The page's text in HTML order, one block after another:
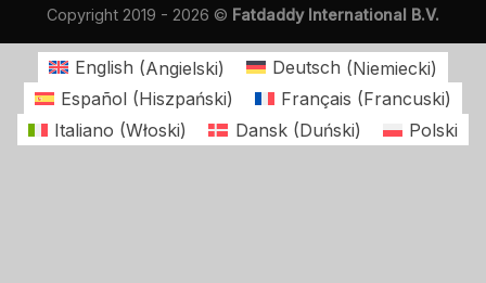
Copyright 2019 - 2026 © Fatdaddy International B.V.
English (Angielski) Deutsch (Niemiecki)
Español (Hiszpański) Français (Francuski)
Italiano (Włoski) Dansk(Duński) Polski